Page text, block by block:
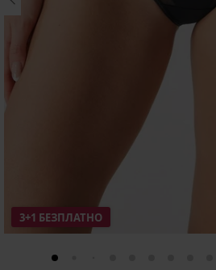
3+1 БЕЗПЛАТНО